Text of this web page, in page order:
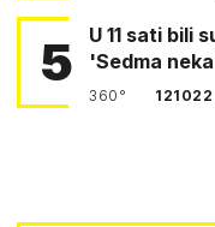
5
U 11 sati bili su pred Kninom.
'Sedma
360°